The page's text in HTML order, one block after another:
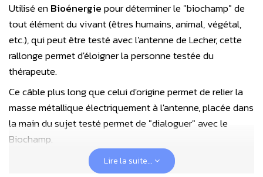
Utilisé enBioénergiepour déterminer le "biochamp" de
tout élément du vivant (êtres humains, animal, végétal,
etc.), qui peut être testé avec l'antenne de Lecher, cette
rallonge permet d'éloigner la personne testée du
thérapeute.
Ce câble plus long que celui d'origine permet de relier la
masse métallique électriquement à l'antenne, placée dans
la main du sujet testé permet de "dialoguer" avec le
Biochamp.
L'antenne permet alors de valider le choix des produits
Lire la suite...